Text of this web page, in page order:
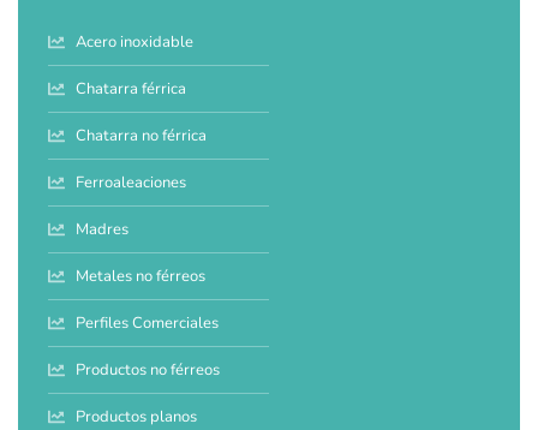
Acero inoxidable
Chatarra férrica
Chatarra no férrica
Ferroaleaciones
Madres
Metales no férreos
Perfiles Comerciales
Productos no férreos
Productos planos